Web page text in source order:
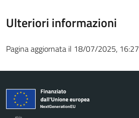
Ulteriori informazioni
Pagina aggiornata il 18/07/2025, 16:27